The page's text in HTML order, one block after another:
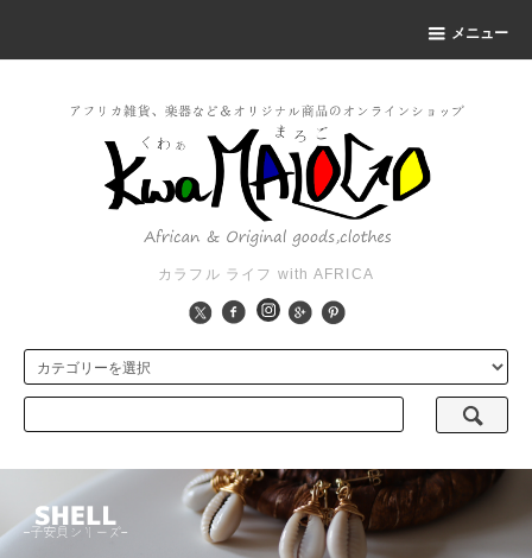
メニュー
カラフル ライフ with AFRICA